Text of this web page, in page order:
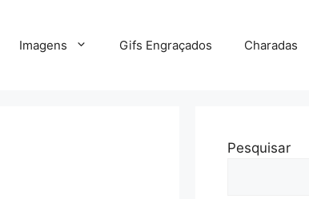
Imagens Gifs Engraçados Charadas
Pesquisar